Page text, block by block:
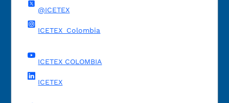
@ICETEX
ICETEX_Colombia
ICETEX COLOMBIA
ICETEX